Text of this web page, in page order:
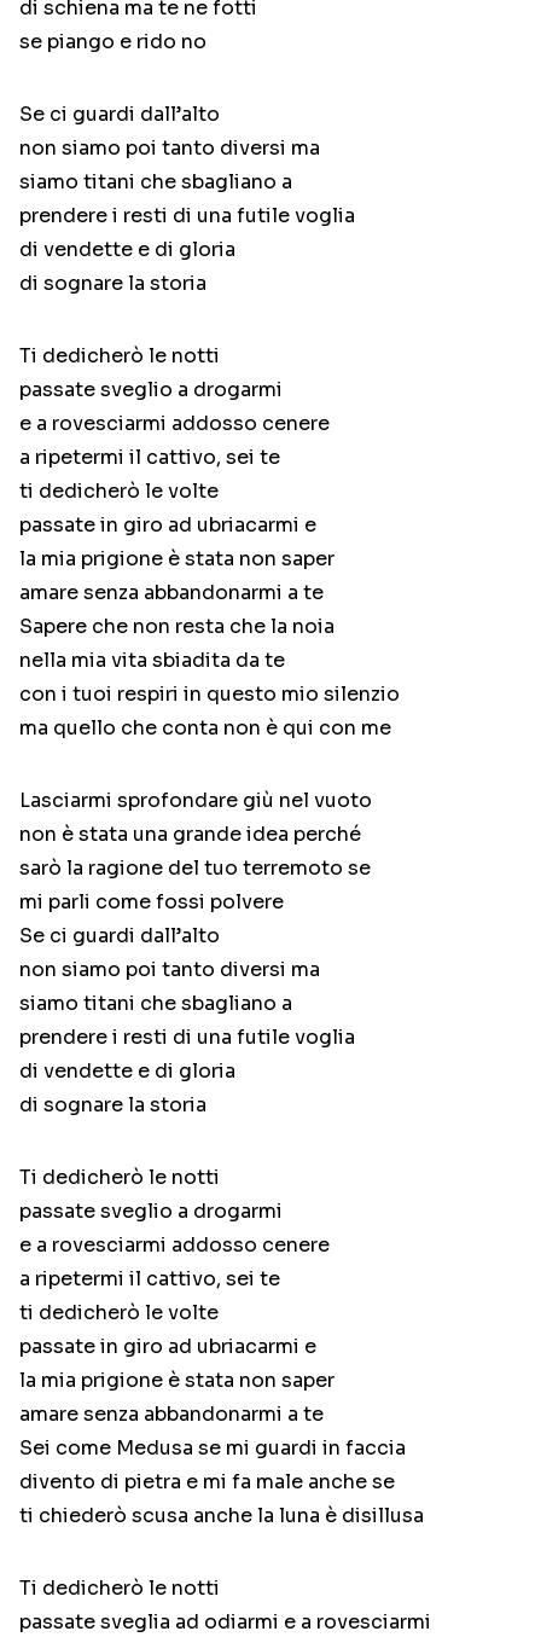
di schiena ma te ne fotti
se piango e rido no
Se ci guardi dall’alto
non siamo poi tanto diversi ma
siamo titani che sbagliano a
prendere i resti di una futile voglia
di vendette e di gloria
di sognare la storia
Ti dedicherò le notti
passate sveglio a drogarmi
e a rovesciarmi addosso cenere
a ripetermi il cattivo, sei te
ti dedicherò le volte
passate in giro ad ubriacarmi e
la mia prigione è stata non saper
amare senza abbandonarmi a te
Sapere che non resta che la noia
nella mia vita sbiadita da te
con i tuoi respiri in questo mio silenzio
ma quello che conta non è qui con me
Lasciarmi sprofondare giù nel vuoto
non è stata una grande idea perché
sarò la ragione del tuo terremoto se
mi parli come fossi polvere
Se ci guardi dall’alto
non siamo poi tanto diversi ma
siamo titani che sbagliano a
prendere i resti di una futile voglia
di vendette e di gloria
di sognare la storia
Ti dedicherò le notti
passate sveglio a drogarmi
e a rovesciarmi addosso cenere
a ripetermi il cattivo, sei te
ti dedicherò le volte
passate in giro ad ubriacarmi e
la mia prigione è stata non saper
amare senza abbandonarmi a te
Sei come Medusa se mi guardi in faccia
divento di pietra e mi fa male anche se
ti chiederò scusa anche la luna è disillusa
Ti dedicherò le notti
passate sveglia ad odiarmi e a rovesciarmi